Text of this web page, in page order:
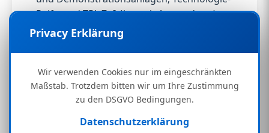
Reifegrad TRL 7–8 (je nach Anwendung).
Angebot
Engineering- und Technologiepakete, Lizenz-
Produkte sowie Carbon-Credit-Modelle.
Bionic Technologie in der
Privacy Erklärung
Wir verwenden Cookies nur im eingeschränkten
Maßstab. Trotzdem bitten wir um Ihre Zustimmung
zu den DSGVO Bedingungen.
Datenschutzerklärung